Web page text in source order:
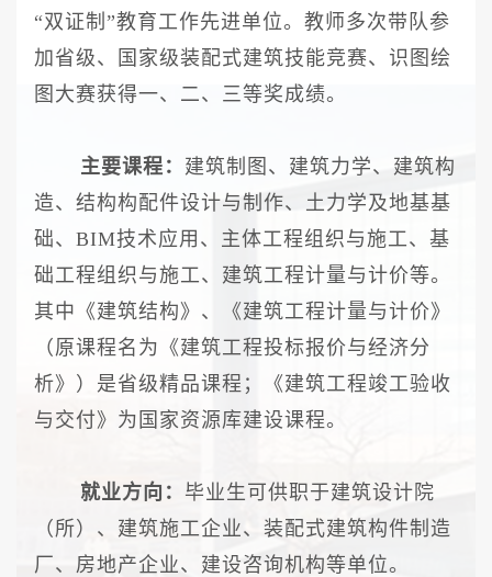
“双证制”教育工作先进单位。教师多次带队参
加省级、国家级装配式建筑技能竞赛、识图绘
图大赛获得一、二、三等奖成绩。
主要课程： 建筑制图、建筑力学、建筑构
造、结构构配件设计与制作、土力学及地基基
础、 BIM技术应用、主体工程组织与施工、基
础工程组织与施工、建筑工程计量与计价等。
其中《建筑结构》、《建筑工程计量与计价》
（原课程名为《建筑工程投标报价与经济分
析》）是省级精品课程；《建筑工程竣工验收
与交付》为国家资源库建设课程。
就业方向： 毕业生可供职于建筑设计院
（所）、建筑施工企业、装配式建筑构件制造
厂、房地产企业、建设咨询机构等单位。